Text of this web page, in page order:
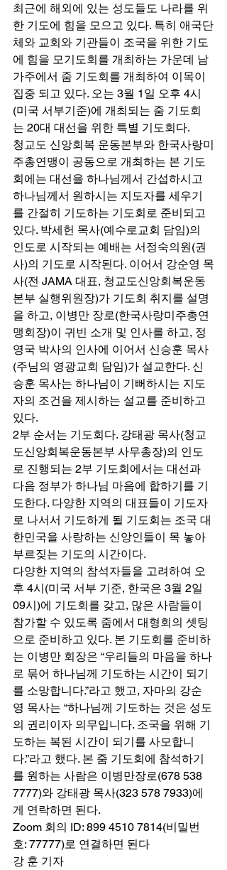
최근에 해외에 있는 성도들도 나라를 위
한 기도에 힘을 모으고 있다. 특히 애국단
체와 교회와 기관들이 조국을 위한 기도
에 힘을 모기도회를 개최하는 가운데 남
가주에서 줌 기도회를 개최하여 이목이
집중 되고 있다. 오는 3월 1일 오후 4시
(미국 서부기준)에 개최되는 줌 기도회
는 20대 대선을 위한 특별 기도회다.
청교도 신앙회복 운동본부와 한국사랑미
주총연맹이 공동으로 개최하는 본 기도
회에는 대선을 하나님께서 간섭하시고
하나님께서 원하시는 지도자를 세우기
를 간절히 기도하는 기도회로 준비되고
있다. 박세헌 목사(예수로교회 담임)의
인도로 시작되는 예배는 서정숙의원(권
사)의 기도로 시작된다. 이어서 강순영 목
사(전 JAMA 대표, 청교도신앙회복운동
본부 실행위원장)가 기도회 취지를 설명
을 하고, 이병만 장로(한국사랑미주총연
맹회장)이 귀빈 소개 및 인사를 하고, 정
영국 박사의 인사에 이어서 신승훈 목사
(주님의 영광교회 담임)가 설교한다. 신
승훈 목사는 하나님이 기뻐하시는 지도
자의 조건을 제시하는 설교를 준비하고
있다.
2부 순서는 기도회다. 강태광 목사(청교
도신앙회복운동본부 사무총장)의 인도
로 진행되는 2부 기도회에서는 대선과
다음 정부가 하나님 마음에 합하기를 기
도한다. 다양한 지역의 대표들이 기도자
로 나서서 기도하게 될 기도회는 조국 대
한민국을 사랑하는 신앙인들이 목 놓아
부르짖는 기도의 시간이다.
다양한 지역의 참석자들을 고려하여 오
후 4시(미국 서부 기준, 한국은 3월 2일
09시)에 기도회를 갖고, 많은 사람들이
참가할 수 있도록 줌에서 대형회의 셋팅
으로 준비하고 있다. 본 기도회를 준비하
는 이병만 회장은 “우리들의 마음을 하나
로 묶어 하나님께 기도하는 시간이 되기
를 소망합니다.”라고 했고, 자마의 강순
영 목사는 “하나님께 기도하는 것은 성도
의 권리이자 의무입니다. 조국을 위해 기
도하는 복된 시간이 되기를 사모합니
다.”라고 했다. 본 줌 기도회에 참석하기
를 원하는 사람은 이병만장로(678 538
7777)와 강태광 목사(323 578 7933)에
게 연락하면 된다.
Zoom 회의 ID: 899 4510 7814(비밀번
호: 77777)로 연결하면 된다
강 훈 기자